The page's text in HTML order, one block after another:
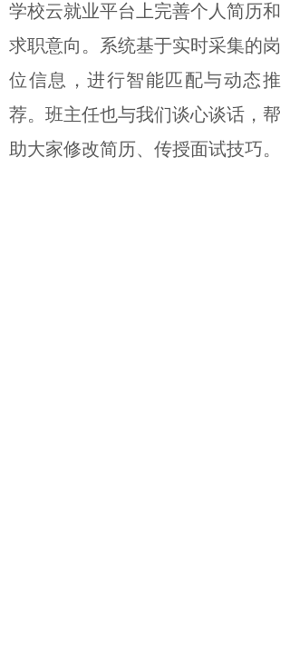
学校云就业平台上完善个人简历和
求职意向。系统基于实时采集的岗
位信息，进行智能匹配与动态推
荐。班主任也与我们谈心谈话，帮
助大家修改简历、传授面试技巧。